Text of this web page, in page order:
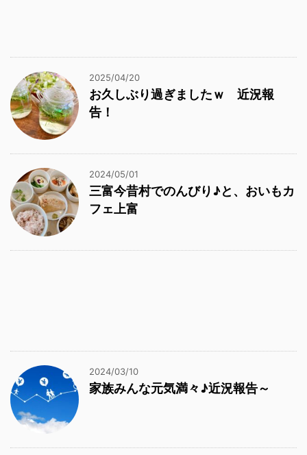
2025/04/20
お久しぶり過ぎましたｗ 近況報
告！
2024/05/01
三富今昔村でのんびり♪と、おいもカ
フェ上富
2024/03/10
家族みんな元気満々♪近況報告～